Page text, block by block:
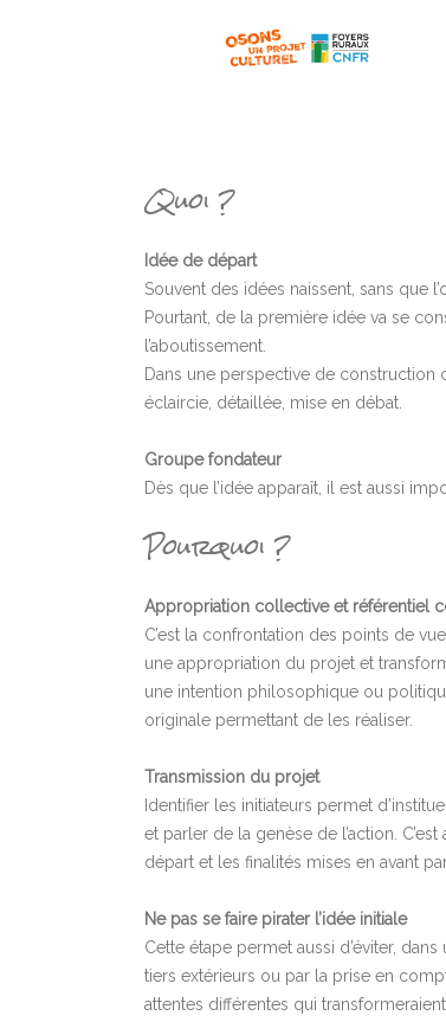
Quoi ?
Idée de départ
Souvent des idées naissent, sans que
Pourtant, de la première idée va se
l’aboutissement.
Dans une perspective de
éclaircie, détaillée, mise en débat.
Groupe fondateur
Dès que l’idée apparaît, il est aussi
Pourquoi ?
Appropriation collective et référentiel
C’est la confrontation des points de
une appropriation du projet et
une intention philosophique ou
originale permettant de les réaliser.
Transmission du projet
Identifier les initiateurs permet
et parler de la genèse de l’action.
départ et les finalités mises en avant
Ne pas se faire pirater l’idée initiale
Cette étape permet aussi d’éviter,
tiers extérieurs ou par la prise en
attentes différentes qui